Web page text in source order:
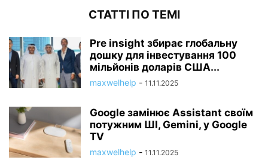
СТАТТІ ПО ТЕМІ
Pre insight збирає глобальну
дошку для інвестування 100
мільйонів доларів США...
maxwelhelp - 11.11.2025
Google замінює Assistant своїм
потужним ШІ, Gemini, у Google
TV
maxwelhelp - 11.11.2025